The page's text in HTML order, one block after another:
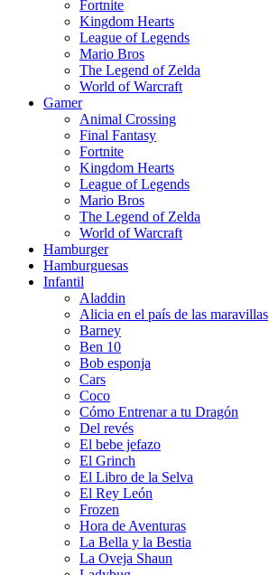
Fortnite
Kingdom Hearts
League of Legends
Mario Bros
The Legend of Zelda
World of Warcraft
Gamer
Animal Crossing
Final Fantasy
Fortnite
Kingdom Hearts
League of Legends
Mario Bros
The Legend of Zelda
World of Warcraft
Hamburger
Hamburguesas
Infantil
Aladdin
Alicia en el país de las maravillas
Barney
Ben 10
Bob esponja
Cars
Coco
Cómo Entrenar a tu Dragón
Del revés
El bebe jefazo
El Grinch
El Libro de la Selva
El Rey León
Frozen
Hora de Aventuras
La Bella y la Bestia
La Oveja Shaun